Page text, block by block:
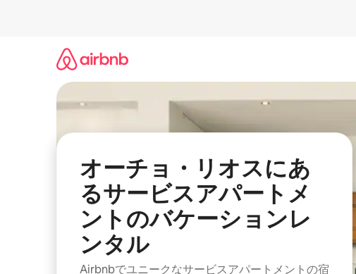
オーチョ・リオスにあ
るサービスアパートメ
ントのバケーションレ
ンタル
Airbnbでユニークなサービスアパートメントの宿